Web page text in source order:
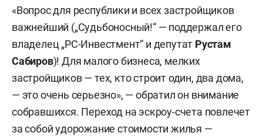
«Вопрос для республики и всех застройщиков
важнейший („Судьбоносный!“ — поддержал его
владелец „РС-Инвестмент“ и депутат Рустам
Сабиров)! Для малого бизнеса, мелких
застройщиков — тех, кто строит один, два дома,
— это очень серьезно», — обратил он внимание
собравшихся. Переход на эскроу-счета повлечет
за собой удорожание стоимости жилья —